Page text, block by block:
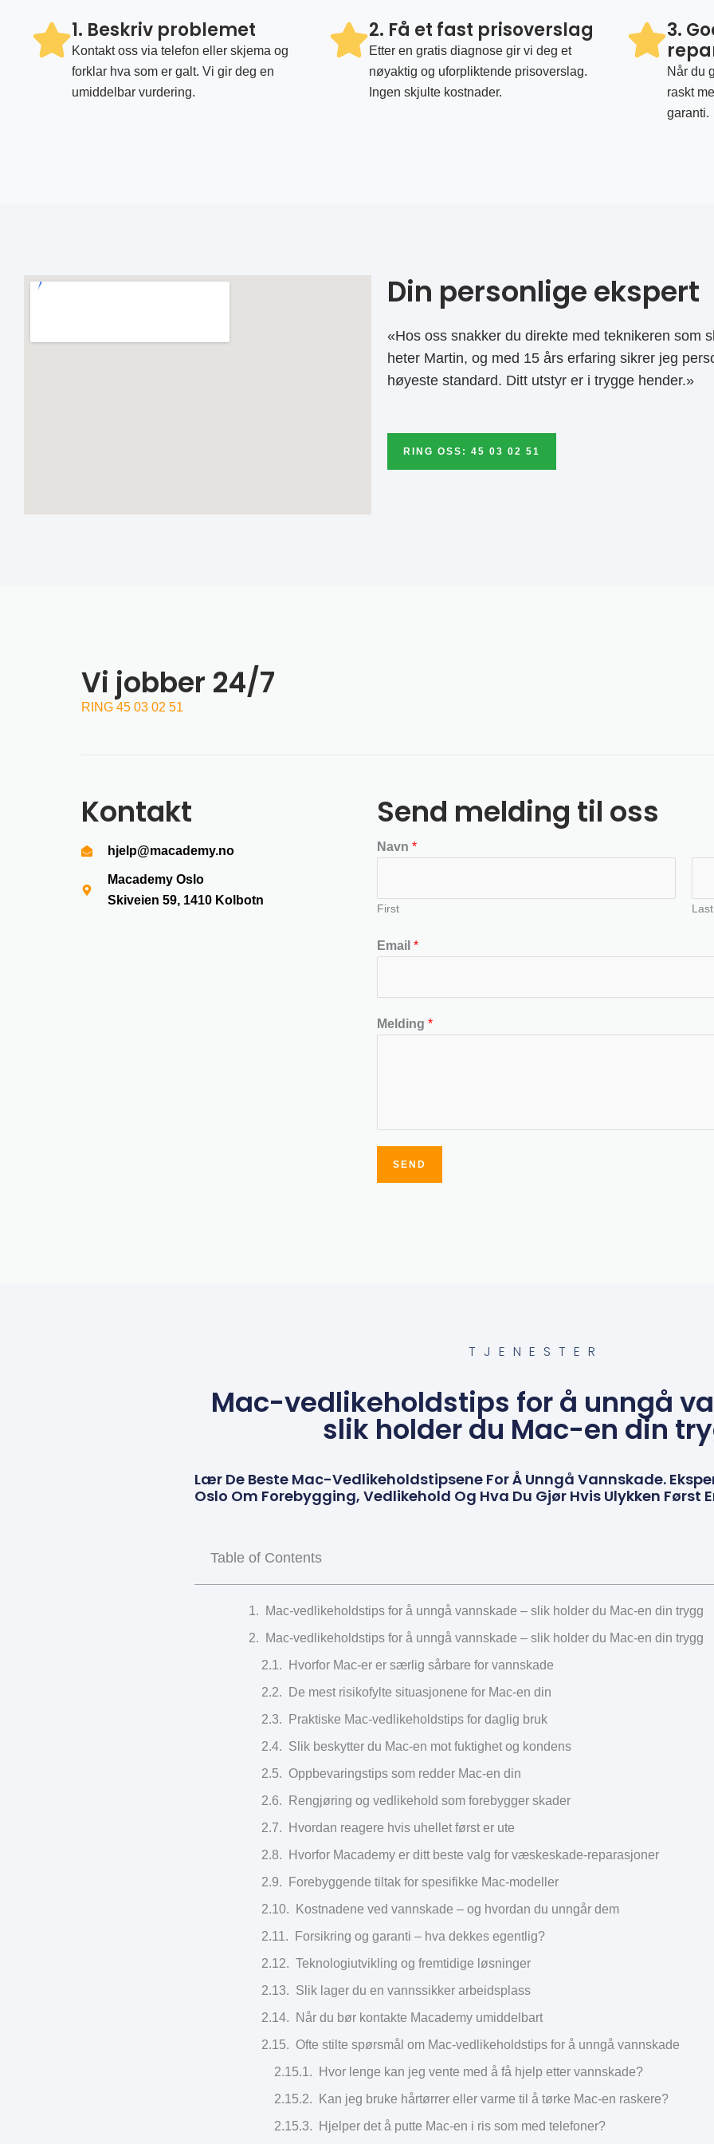
1. Beskriv problemet
Kontakt oss via telefon eller skjema og
forklar hva som er galt. Vi gir deg en
umiddelbar vurdering.
2. Få et fast prisoverslag
Etter en gratis diagnose gir vi deg et
nøyaktig og uforpliktende prisoverslag.
Ingen skjulte kostnader.
3.
Når du
raskt
garanti.
Din personlige ekspert
«Hos oss snakker du direkte med teknikeren som
heter Martin, og med 15 års erfaring sikrer jeg
høyeste standard. Ditt utstyr er i trygge hender.»
RING OSS: 45 03 02 51
Vi jobber 24/7
RING 45 03 02 51
Kontakt
hjelp@macademy.no
Macademy Oslo
Skiveien 59, 1410 Kolbotn
Send melding til oss
Navn*
First Last
Email*
Melding*
SEND
TJENESTER
Mac-vedlikeholdstips for å unngå
slik holder du Mac-en din
Lær De Beste Mac-Vedlikeholdstipsene For Å Unngå Vannskade.
Oslo Om Forebygging, Vedlikehold Og Hva Du Gjør Hvis Ulykken Først
Table of Contents
Mac-vedlikeholdstips for å unngå vannskade – slik holder du Mac-en din trygg
Mac-vedlikeholdstips for å unngå vannskade – slik holder du Mac-en din trygg
Hvorfor Mac-er er særlig sårbare for vannskade
De mest risikofylte situasjonene for Mac-en din
Praktiske Mac-vedlikeholdstips for daglig bruk
Slik beskytter du Mac-en mot fuktighet og kondens
Oppbevaringstips som redder Mac-en din
Rengjøring og vedlikehold som forebygger skader
Hvordan reagere hvis uhellet først er ute
Hvorfor Macademy er ditt beste valg for væskeskade-reparasjoner
Forebyggende tiltak for spesifikke Mac-modeller
Kostnadene ved vannskade – og hvordan du unngår dem
Forsikring og garanti – hva dekkes egentlig?
Teknologiutvikling og fremtidige løsninger
Slik lager du en vannssikker arbeidsplass
Når du bør kontakte Macademy umiddelbart
Ofte stilte spørsmål om Mac-vedlikeholdstips for å unngå vannskade
Hvor lenge kan jeg vente med å få hjelp etter vannskade?
Kan jeg bruke hårtørrer eller varme til å tørke Mac-en raskere?
Hjelper det å putte Mac-en i ris som med telefoner?